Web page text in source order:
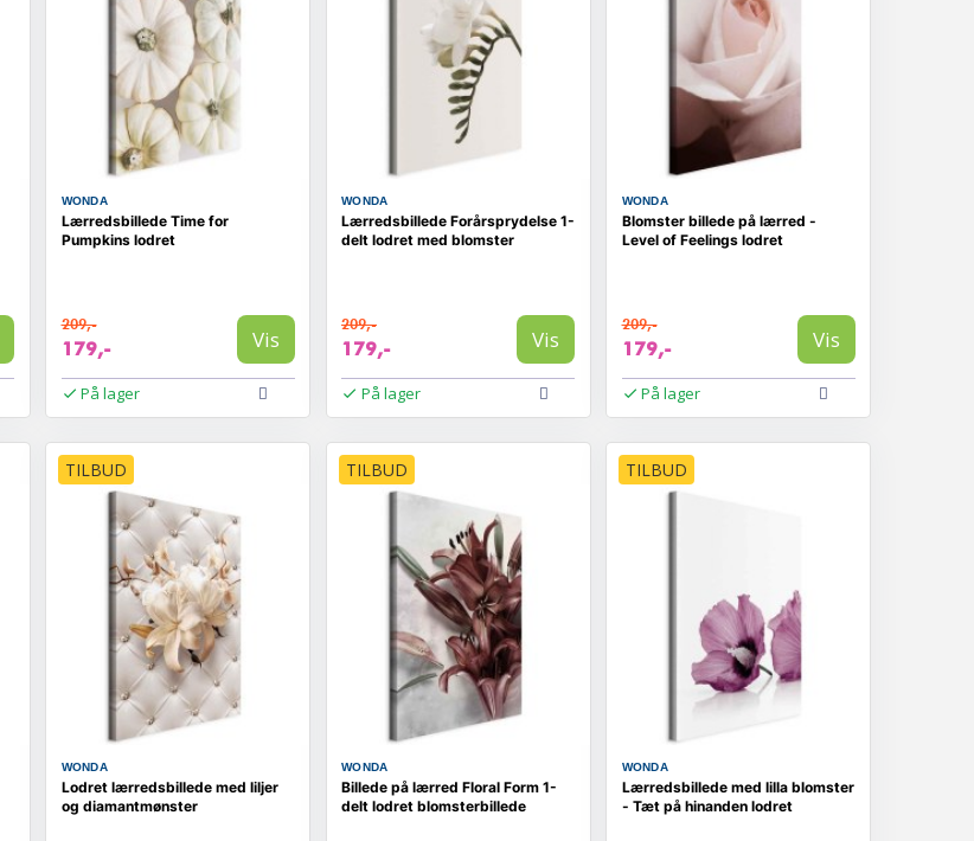
WONDA
Lærredsbillede Time for
Pumpkins lodret
209,-
179,- Vis
På lager
WONDA
Lærredsbillede Forårsprydelse 1-
delt lodret med blomster
209,-
179,- Vis
På lager
WONDA
Blomster billede på lærred -
Level of Feelings lodret
209,-
179,- Vis
På lager
TILBUD
WONDA
Lodret lærredsbillede med liljer
og diamantmønster
TILBUD
WONDA
Billede på lærred Floral Form 1-
delt lodret blomsterbillede
TILBUD
WONDA
Lærredsbillede med lilla blomster
- Tæt på hinanden lodret